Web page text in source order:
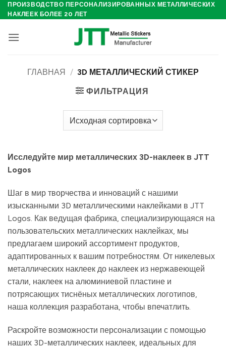
Skip
to
ПРОИЗВОДСТВО ПЕРСОНАЛИЗИРОВАННЫХ МЕТАЛЛИЧЕСКИХ
НАКЛЕЕК БОЛЕЕ 20 ЛЕТ
ГЛАВНАЯ / 3D МЕТАЛЛИЧЕСКИЙ СТИКЕР
ФИЛЬТРАЦИЯ
Исследуйте мир металлических 3D-наклеек в JTT
Logos
Шаг в мир творчества и инноваций с нашими
изысканными 3D металлическими наклейками в JTT
Logos. Как ведущая фабрика, специализирующаяся на
пользовательских металлических наклейках, мы
предлагаем широкий ассортимент продуктов,
адаптированных к вашим потребностям. От никелевых
металлических наклеек до наклеек из нержавеющей
стали, наклеек на алюминиевой пластине и
потрясающих тиснёных металлических логотипов,
наша коллекция разработана, чтобы впечатлить.
Раскройте возможности персонализации с помощью
наших 3D-металлических наклеек, идеальных для